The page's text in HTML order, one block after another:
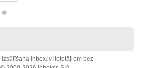
inbox.lv lietotājiem bez